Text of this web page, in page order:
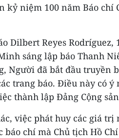
kỷ niệm 100 năm Báo chí
Dilbert Reyes Rodríguez,
sáng lập báo Thanh
Người đã bắt đầu truyền
trang báo. Điều này có
thành lập Đảng Cộng
việc phát huy các giá
báo chí mà Chủ tịch Hồ